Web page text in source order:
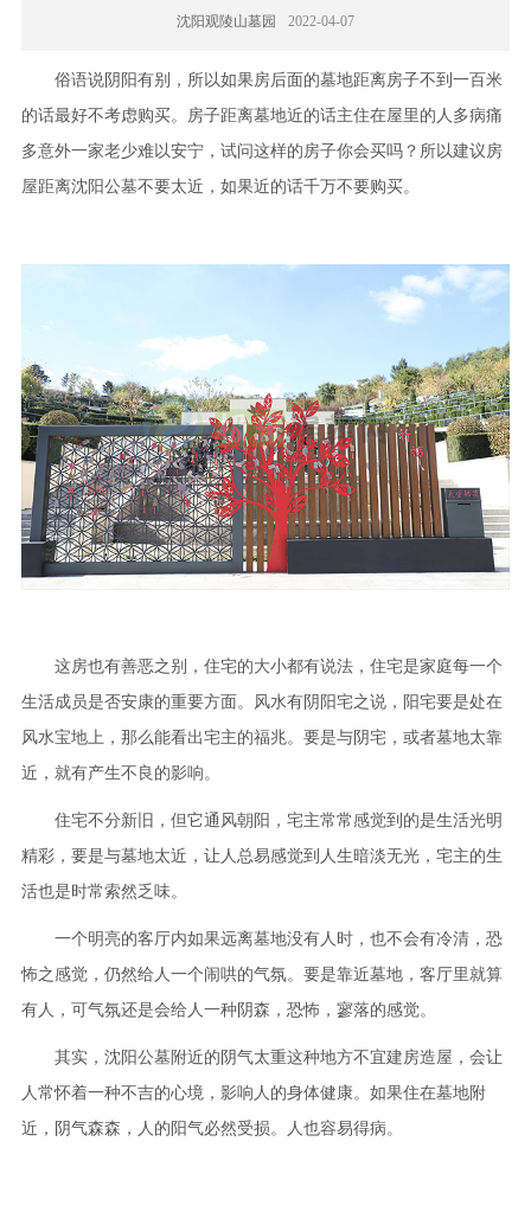
沈阳观陵山墓园 2022-04-07
俗语说阴阳有别，所以如果房后面的墓地距离房子不到一百米
的话最好不考虑购买。房子距离墓地近的话主住在屋里的人多病痛
多意外一家老少难以安宁，试问这样的房子你会买吗？所以建议房
屋距离沈阳公墓不要太近，如果近的话千万不要购买。
这房也有善恶之别，住宅的大小都有说法，住宅是家庭每一个
生活成员是否安康的重要方面。风水有阴阳宅之说，阳宅要是处在
风水宝地上，那么能看出宅主的福兆。要是与阴宅，或者墓地太靠
近，就有产生不良的影响。
住宅不分新旧，但它通风朝阳，宅主常常感觉到的是生活光明
精彩，要是与墓地太近，让人总易感觉到人生暗淡无光，宅主的生
活也是时常索然乏味。
一个明亮的客厅内如果远离墓地没有人时，也不会有冷清，恐
怖之感觉，仍然给人一个闹哄的气氛。要是靠近墓地，客厅里就算
有人，可气氛还是会给人一种阴森，恐怖，寥落的感觉。
其实，沈阳公墓附近的阴气太重这种地方不宜建房造屋，会让
人常怀着一种不吉的心境，影响人的身体健康。如果住在墓地附
近，阴气森森，人的阳气必然受损。人也容易得病。